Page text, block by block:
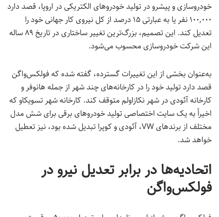
خودروسازی و پیشرو در تولید خودروهای الکتریکی در اروپا، قصد دارد
۱۰۰,۰۰۰ نفر یا به عبارتی ۱۵ درصد از کل نیروی کار جهانی خود را
تعدیل کند. این تصمیم، بزرگ‌ترین تغییر ساختاری در تاریخ ۸۹ ساله
این شرکت خودروسازی محسوب می‌شود.
به‌عنوان بخشی از این تغییرات گسترده، گفته شده که فولکس‌واگن
قصد دارد تولید خود را در کارخانه‌های چند شهر از جمله هانوفر و
کارخانه آئودی در شهر نکازاولم متوقف کند. کارخانه شهر تسویکاو که
اخیراً به یک سایت اختصاصی تولید خودروهای برقی برای شش مدل
مختلف از برندهای VW، آئودی و کوپرا تبدیل شده بود، نیز تعطیل
خواهد شد.
اتحادیه‌ها در برابر تعدیل نیرو در
فولکس‌واگن